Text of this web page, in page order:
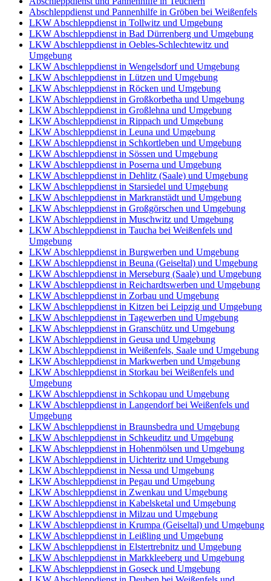
Abschleppdienst und Pannenhilfe in Gröben bei Weißenfels
LKW Abschleppdienst in Tollwitz und Umgebung
LKW Abschleppdienst in Bad Dürrenberg und Umgebung
LKW Abschleppdienst in Oebles-Schlechtewitz und
Umgebung
LKW Abschleppdienst in Wengelsdorf und Umgebung
LKW Abschleppdienst in Lützen und Umgebung
LKW Abschleppdienst in Röcken und Umgebung
LKW Abschleppdienst in Großkorbetha und Umgebung
LKW Abschleppdienst in Großlehna und Umgebung
LKW Abschleppdienst in Rippach und Umgebung
LKW Abschleppdienst in Leuna und Umgebung
LKW Abschleppdienst in Schkortleben und Umgebung
LKW Abschleppdienst in Sössen und Umgebung
LKW Abschleppdienst in Poserna und Umgebung
LKW Abschleppdienst in Dehlitz (Saale) und Umgebung
LKW Abschleppdienst in Starsiedel und Umgebung
LKW Abschleppdienst in Markranstädt und Umgebung
LKW Abschleppdienst in Großgörschen und Umgebung
LKW Abschleppdienst in Muschwitz und Umgebung
LKW Abschleppdienst in Taucha bei Weißenfels und
Umgebung
LKW Abschleppdienst in Burgwerben und Umgebung
LKW Abschleppdienst in Beuna (Geiseltal) und Umgebung
LKW Abschleppdienst in Merseburg (Saale) und Umgebung
LKW Abschleppdienst in Reichardtswerben und Umgebung
LKW Abschleppdienst in Zorbau und Umgebung
LKW Abschleppdienst in Kitzen bei Leipzig und Umgebung
LKW Abschleppdienst in Tagewerben und Umgebung
LKW Abschleppdienst in Granschütz und Umgebung
LKW Abschleppdienst in Geusa und Umgebung
LKW Abschleppdienst in Weißenfels, Saale und Umgebung
LKW Abschleppdienst in Markwerben und Umgebung
LKW Abschleppdienst in Storkau bei Weißenfels und
Umgebung
LKW Abschleppdienst in Schkopau und Umgebung
LKW Abschleppdienst in Langendorf bei Weißenfels und
Umgebung
LKW Abschleppdienst in Braunsbedra und Umgebung
LKW Abschleppdienst in Schkeuditz und Umgebung
LKW Abschleppdienst in Hohenmölsen und Umgebung
LKW Abschleppdienst in Uichteritz und Umgebung
LKW Abschleppdienst in Nessa und Umgebung
LKW Abschleppdienst in Pegau und Umgebung
LKW Abschleppdienst in Zwenkau und Umgebung
LKW Abschleppdienst in Kabelsketal und Umgebung
LKW Abschleppdienst in Milzau und Umgebung
LKW Abschleppdienst in Krumpa (Geiseltal) und Umgebung
LKW Abschleppdienst in Leißling und Umgebung
LKW Abschleppdienst in Elstertrebnitz und Umgebung
LKW Abschleppdienst in Markkleeberg und Umgebung
LKW Abschleppdienst in Goseck und Umgebung